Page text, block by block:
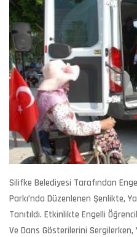
Silifke Belediyesi Tarafından
Parkı’nda Düzenlenen Şenlikte,
Tanıtıldı. Etkinlikte Engelli
Ve Dans Gösterilerini